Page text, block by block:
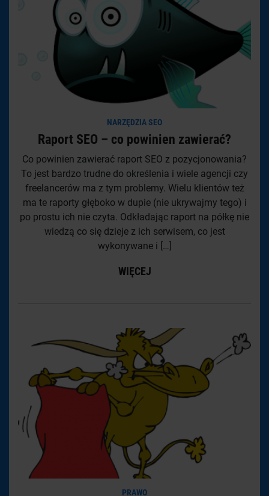
NARZĘDZIA SEO
Raport SEO – co powinien zawierać?
Co powinien zawierać raport SEO z pozycjonowania?
To jest bardzo trudne do określenia i wiele agencji czy
freelancerów ma z tym problemy. Wielu klientów też
ma te raporty głęboko w dupie (nie ukrywajmy tego) i
po prostu ich nie czyta. Odkładając raport na półkę nie
wiedzą co się dzieje z ich serwisem, co jest
wykonywane i […]
WIĘCEJ
PRAWO